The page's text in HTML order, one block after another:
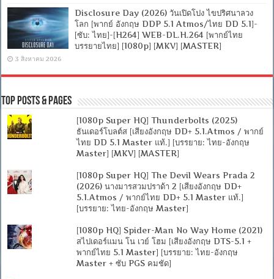
Disclosure Day (2026) วันเปิดโปง ไขปริศนาลวง
โลก [พากย์ อังกฤษ DDP 5.1 Atmos/ไทย DD 5.1]-
[ซับ: ไทย]-[H264] WEB-DL.H.264 [พากย์ไทย
บรรยายไทย] [1080p] [MKV] [MASTER]
3 สิงหาคม 2026
Top Posts & Pages
[1080p Super HQ] Thunderbolts (2025)
ธันเดอร์โบลต์ส [เสียงอังกฤษ DD+ 5.1.Atmos / พากย์
ไทย DD 5.1 Master แท้.] [บรรยาย: ไทย-อังกฤษ
Master] [MKV] [MASTER]
[1080p Super HQ] The Devil Wears Prada 2
(2026) นางมารสวมปราด้า 2 [เสียงอังกฤษ DD+
5.1.Atmos / พากย์ไทย DD+ 5.1 Master แท้.]
[บรรยาย: ไทย-อังกฤษ Master]
[1080p HQ] Spider-Man No Way Home (2021)
สไปเดอร์แมน โน เวย์ โฮม [เสียงอังกฤษ DTS-5.1 +
พากย์ไทย 5.1 Master] [บรรยาย: ไทย-อังกฤษ
Master + ซับ PGS คมชัด]